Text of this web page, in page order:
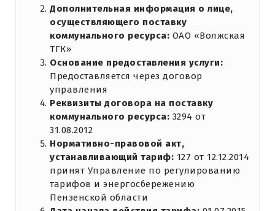
Дополнительная информация о лице,
осуществляющего поставку
коммунального ресурса: ОАО «Волжская
ТГК»
Основание предоставления услуги:
Предоставляется через договор
управления
Реквизиты договора на поставку
коммунального ресурса: 3294 от
31.08.2012
Нормативно-правовой акт,
устанавливающий тариф: 127 от 12.12.2014
принят Управление по регулированию
тарифов и энергосбережению
Пензенской области